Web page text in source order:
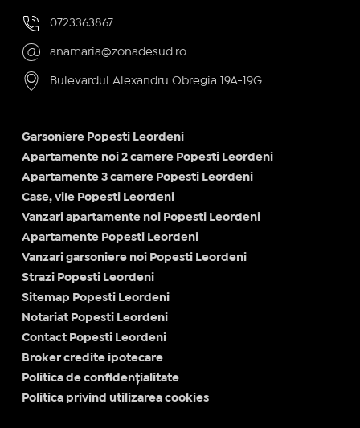
0723363867
anamaria@zonadesud.ro
Bulevardul Alexandru Obregia 19A-19G
Garsoniere Popesti Leordeni
Apartamente noi 2 camere Popesti Leordeni
Apartamente 3 camere Popesti Leordeni
Case, vile Popesti Leordeni
Vanzari apartamente noi Popesti Leordeni
Apartamente Popesti Leordeni
Vanzari garsoniere noi Popesti Leordeni
Strazi Popesti Leordeni
Sitemap Popesti Leordeni
Notariat Popesti Leordeni
Contact Popesti Leordeni
Broker credite ipotecare
Politica de confidențialitate
Politica privind utilizarea cookies